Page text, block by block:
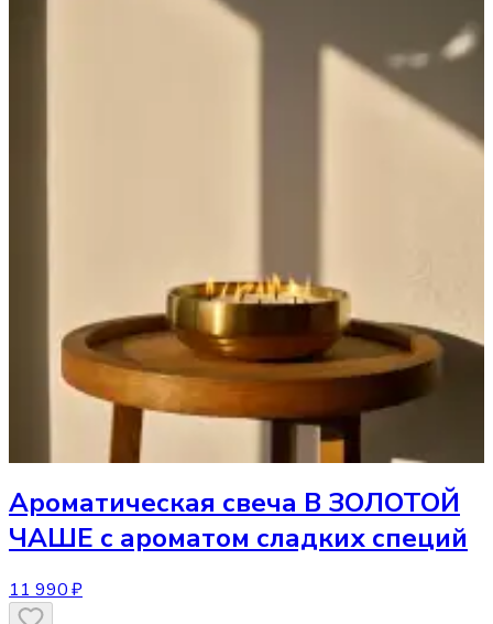
Ароматическая свеча В ЗОЛОТОЙ
ЧАШЕ с ароматом сладких специй
11 990 ₽